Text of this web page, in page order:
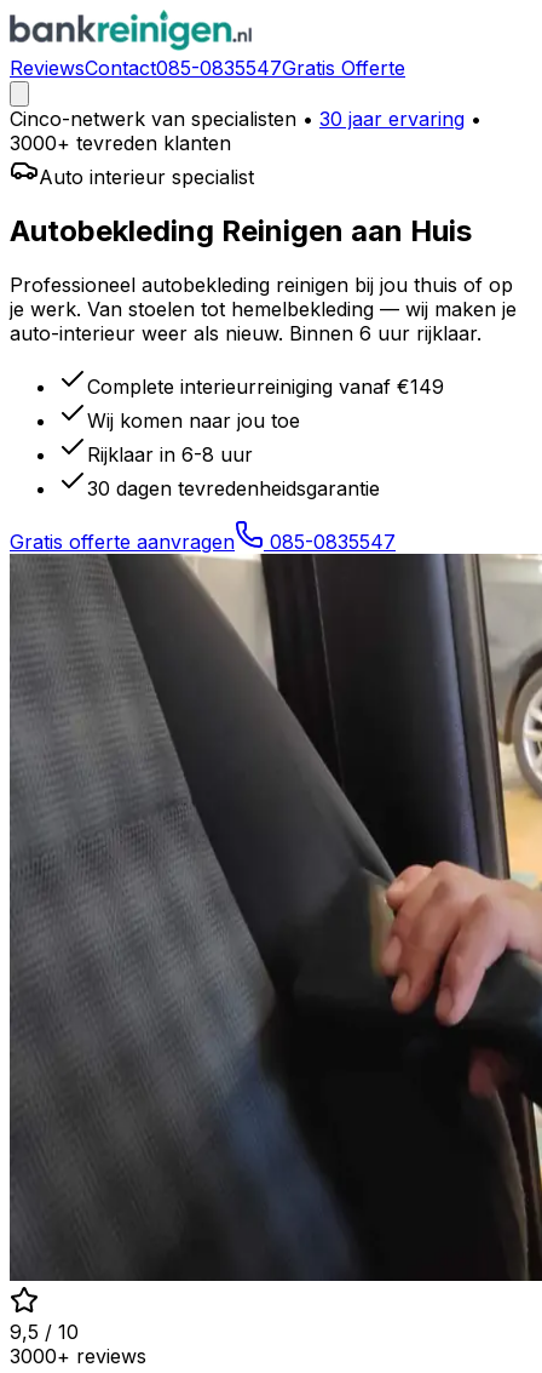
ReviewsContact085-0835547Gratis Offerte
Cinco-netwerk van specialisten • 30 jaar ervaring •
3000+ tevreden klanten
Auto interieur specialist
Autobekleding Reinigen aan Huis
Professioneel autobekleding reinigen bij jou thuis of op
je werk. Van stoelen tot hemelbekleding — wij maken je
auto-interieur weer als nieuw. Binnen 6 uur rijklaar.
Complete interieurreiniging vanaf €149
Wij komen naar jou toe
Rijklaar in 6-8 uur
30 dagen tevredenheidsgarantie
Gratis offerte aanvragen 085-0835547
9,5 / 10
3000+ reviews